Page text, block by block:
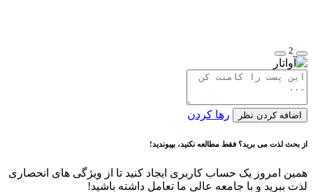
2
اضافه کردن نظر رها کردن
از بحث لذت می برید؟ فقط مطالعه نکنید، بپیوندید!
همین امروز یک حساب کاربری ایجاد کنید تا از ویژگی های انحصاری
لذت ببرید و با جامعه عالی ما تعامل داشته باشید!